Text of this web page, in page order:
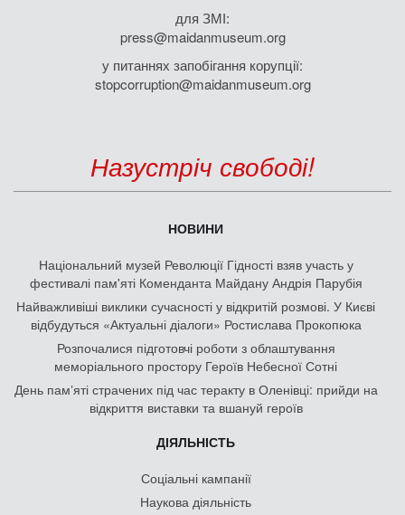
для ЗМІ:
press@maidanmuseum.org
у питаннях запобігання корупції:
stopcorruption@maidanmuseum.org
Назустріч свободі!
НОВИНИ
Національний музей Революції Гідності взяв участь у
фестивалі пам'яті Коменданта Майдану Андрія Парубія
Найважливіші виклики сучасності у відкритій розмові. У Києві
відбудуться «Актуальні діалоги» Ростислава Прокопюка
Розпочалися підготовчі роботи з облаштування
меморіального простору Героїв Небесної Сотні
День памʼяті страчених під час теракту в Оленівці: прийди на
відкриття виставки та вшануй героїв
ДІЯЛЬНІСТЬ
Соціальні кампанії
Наукова діяльність